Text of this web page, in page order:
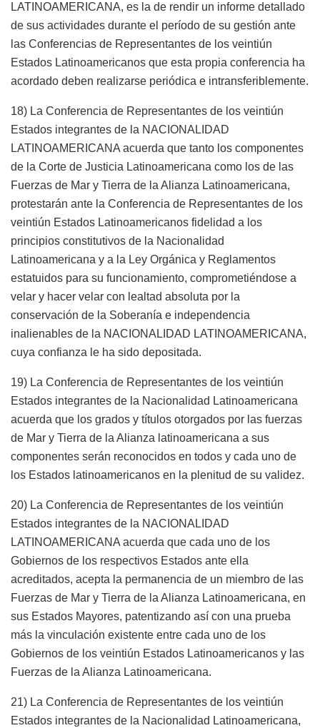
LATINOAMERICANA, es la de rendir un informe detallado
de sus actividades durante el período de su gestión ante
las Conferencias de Representantes de los veintiún
Estados Latinoamericanos que esta propia conferencia ha
acordado deben realizarse periódica e intransferiblemente.
18) La Conferencia de Representantes de los veintiún
Estados integrantes de la NACIONALIDAD
LATINOAMERICANA acuerda que tanto los componentes
de la Corte de Justicia Latinoamericana como los de las
Fuerzas de Mar y Tierra de la Alianza Latinoamericana,
protestarán ante la Conferencia de Representantes de los
veintiún Estados Latinoamericanos fidelidad a los
principios constitutivos de la Nacionalidad
Latinoamericana y a la Ley Orgánica y Reglamentos
estatuidos para su funcionamiento, comprometiéndose a
velar y hacer velar con lealtad absoluta por la
conservación de la Soberanía e independencia
inalienables de la NACIONALIDAD LATINOAMERICANA,
cuya confianza le ha sido depositada.
19) La Conferencia de Representantes de los veintiún
Estados integrantes de la Nacionalidad Latinoamericana
acuerda que los grados y títulos otorgados por las fuerzas
de Mar y Tierra de la Alianza latinoamericana a sus
componentes serán reconocidos en todos y cada uno de
los Estados latinoamericanos en la plenitud de su validez.
20) La Conferencia de Representantes de los veintiún
Estados integrantes de la NACIONALIDAD
LATINOAMERICANA acuerda que cada uno de los
Gobiernos de los respectivos Estados ante ella
acreditados, acepta la permanencia de un miembro de las
Fuerzas de Mar y Tierra de la Alianza Latinoamericana, en
sus Estados Mayores, patentizando así con una prueba
más la vinculación existente entre cada uno de los
Gobiernos de los veintiún Estados Latinoamericanos y las
Fuerzas de la Alianza Latinoamericana.
21) La Conferencia de Representantes de los veintiún
Estados integrantes de la Nacionalidad Latinoamericana,